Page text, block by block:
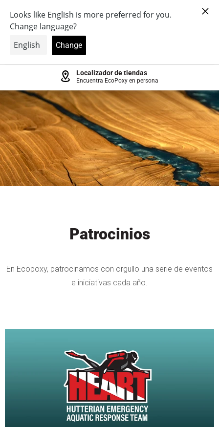
Menú
Localizador de tiendas
Encuentra EcoPoxy en persona
Patrocinios
En Ecopoxy, patrocinamos con orgullo una serie de eventos
e iniciativas cada año.